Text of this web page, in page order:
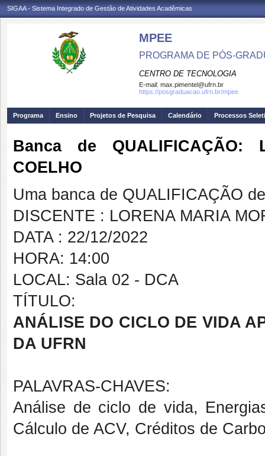
SIGAA - Sistema Integrado de Gestão de Atividades Acadêmicas
MPEE
PROGRAMA DE PÓS-
CENTRO DE TECNOLOGIA
E-mail: max.pimentel@ufrn.br
https://posgraduacao.ufrn.br/mpee
Programa Ensino Projetos de Pesquisa Calendário Processos
Banca de QUALIFICAÇÃO:
COELHO
Uma banca de QUALIFICAÇÃO
DISCENTE : LORENA MARIA
DATA : 22/12/2022
HORA: 14:00
LOCAL: Sala 02 - DCA
TÍTULO:
ANÁLISE DO CICLO DE VIDA
DA UFRN
PALAVRAS-CHAVES:
Análise de ciclo de vida,
Cálculo de ACV, Créditos de